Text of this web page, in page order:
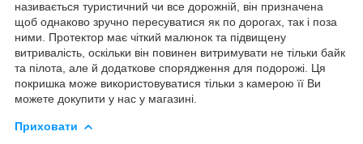
називається туристичний чи все дорожній, він призначена
щоб однаково зручно пересуватися як по дорогах, так і поза
ними. Протектор має чіткий малюнок та підвищену
витривалість, оскільки він повинен витримувати не тільки байк
та пілота, але й додаткове спорядження для подорожі. Ця
покришка може використовуватися тільки з камерою її Ви
можете докупити у нас у магазині.
Приховати